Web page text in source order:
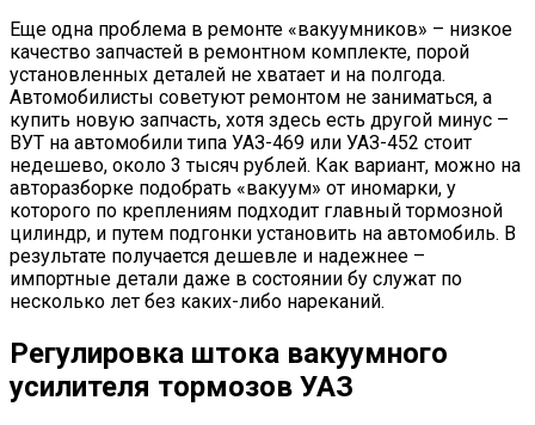
Еще одна проблема в ремонте «вакуумников» – низкое
качество запчастей в ремонтном комплекте, порой
установленных деталей не хватает и на полгода.
Автомобилисты советуют ремонтом не заниматься, а
купить новую запчасть, хотя здесь есть другой минус –
ВУТ на автомобили типа УАЗ-469 или УАЗ-452 стоит
недешево, около 3 тысяч рублей. Как вариант, можно на
авторазборке подобрать «вакуум» от иномарки, у
которого по креплениям подходит главный тормозной
цилиндр, и путем подгонки установить на автомобиль. В
результате получается дешевле и надежнее –
импортные детали даже в состоянии бу служат по
несколько лет без каких-либо нареканий.
Регулировка штока вакуумного
усилителя тормозов УАЗ